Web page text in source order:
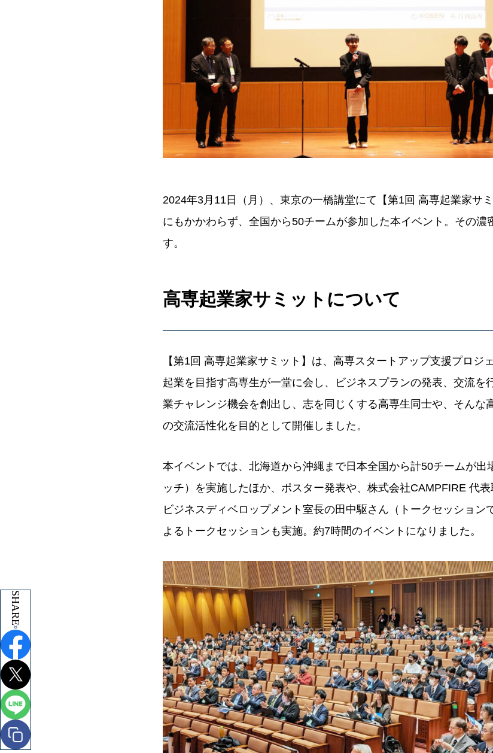
SHARE
2024年3月11日（月）、東京の一橋講堂にて【第1回 高専起業家サ
にもかかわらず、全国から50チームが参加した本イベント。その濃
す。
高専起業家サミットについて
【第1回 高専起業家サミット】は、高専スタートアップ支援プロジ
起業を目指す高専生が一堂に会し、ビジネスプランの発表、交流を
業チャレンジ機会を創出し、志を同じくする高専生同士や、そんな
の交流活性化を目的として開催しました。
本イベントでは、北海道から沖縄まで日本全国から計50チームが出
ッチ）を実施したほか、ポスター発表や、株式会社CAMPFIRE 代
ビジネスディベロップメント室長の田中駆さん（トークセッション
よるトークセッションも実施。約7時間のイベントになりました。
SHARE